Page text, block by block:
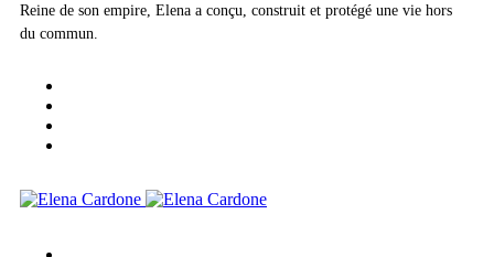
Reine de son empire, Elena a conçu, construit et protégé une vie hors
du commun.